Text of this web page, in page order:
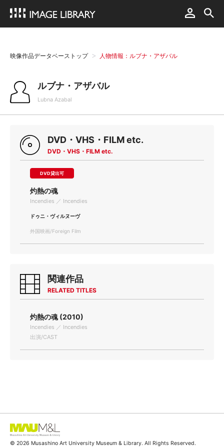
映像作品データベーストップ 人物情報：ルブナ・アザバル
ルブナ・アザバル
Lubna Azabal
DVD・VHS・FILM etc.
DVD・VHS・FILM etc.
DVD貸出可
灼熱の魂
Incendies ／ Incendies
ドゥニ・ヴィルヌーヴ
外国映画/Foreign Film
関連作品
RELATED TITLES
灼熱の魂 (2010)
Incendies ／ Incendies
出演/CAST
© 2026 Musashino Art University Museum & Library. All Rights Reserved.